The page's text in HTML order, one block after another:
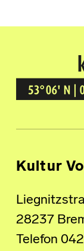
Kultur
BREMEN
Kultur
28237
Telefon